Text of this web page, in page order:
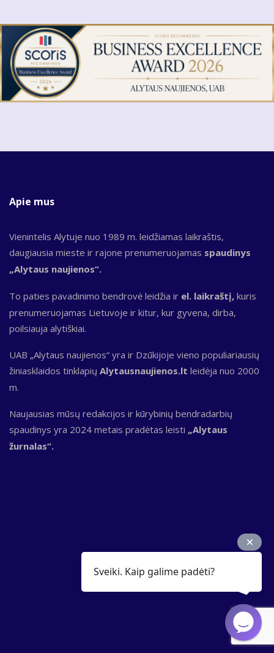
Apie mus
Vienintelis Alytuje nuo 1989 m. leidžiamas laikraštis,
daugiausia mieste ir rajone prenumeruojamas spaudinys
„Alytaus naujienos“.
To paties pavadinimo bendrovė leidžia ir el. laikraštį, kuris
prenumeruojamas Lietuvoje ir kitur, kur gyvena, dirba,
poilsiauja alytiškiai.
UAB „Alytaus naujienos“ yra ir Dzūkijoje vieno populiariausių
žiniasklaidos tinklapių Alytausnaujienos.lt leidėja nuo 2000
m.
Naujausias mūsų redakcijos ir kūrybinių bendradarbių
spaudinys yra 2024 metais pradėtas leisti „Alytaus
žurnalas“.
Sveiki. Kaip galime padėti?